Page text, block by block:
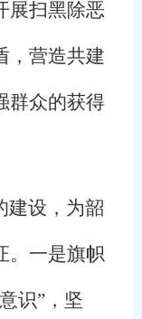
展扫黑除恶
，营造共建
群众的获得
建设，为韶
。一是旗帜
识”，坚